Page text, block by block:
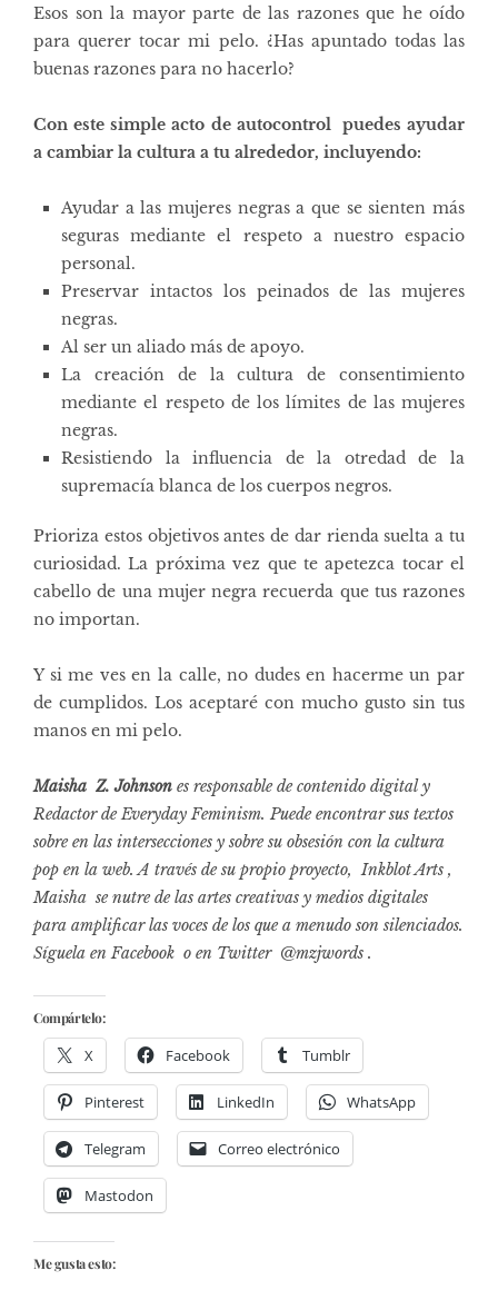
Esos son la mayor parte de las razones que he oído
para querer tocar mi pelo. ¿Has apuntado todas las
buenas razones para no hacerlo?
Con este simple acto de autocontrol puedes ayudar
a cambiar la cultura a tu alrededor, incluyendo:
Ayudar a las mujeres negras a que se sienten más
seguras mediante el respeto a nuestro espacio
personal.
Preservar intactos los peinados de las mujeres
negras.
Al ser un aliado más de apoyo.
La creación de la cultura de consentimiento
mediante el respeto de los límites de las mujeres
negras.
Resistiendo la influencia de la otredad de la
supremacía blanca de los cuerpos negros.
Prioriza estos objetivos antes de dar rienda suelta a tu
curiosidad. La próxima vez que te apetezca tocar el
cabello de una mujer negra recuerda que tus razones
no importan.
Y si me ves en la calle, no dudes en hacerme un par
de cumplidos. Los aceptaré con mucho gusto sin tus
manos en mi pelo.
Maisha Z. Johnson es responsable de contenido digital y
Redactor de Everyday Feminism. Puede encontrar sus textos
sobre en las intersecciones y sobre su obsesión con la cultura
pop en la web.A través de su propio proyecto, Inkblot Arts ,
Maisha se nutre de las artes creativas y medios digitales
para amplificar las voces de los que a menudo son silenciados.
Síguela enFacebook o en Twitter @mzjwords .
Compártelo:
X Facebook Tumblr
Pinterest LinkedIn WhatsApp
Telegram Correo electrónico
Mastodon
Me gusta esto: